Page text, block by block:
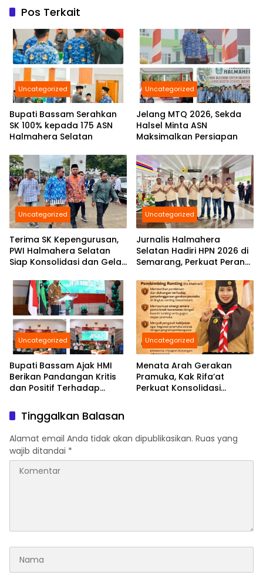
Pos Terkait
Uncategorized
Bupati Bassam Serahkan
SK 100% kepada 175 ASN
Halmahera Selatan
Uncategorized
Jelang MTQ 2026, Sekda
Halsel Minta ASN
Maksimalkan Persiapan
Uncategorized
Terima SK Kepengurusan,
PWI Halmahera Selatan
Siap Konsolidasi dan Gelar
Ramadhan
Uncategorized
Jurnalis Halmahera
Selatan Hadiri HPN 2026 di
Semarang, Perkuat Peran
Nasional
Uncategorized
Bupati Bassam Ajak HMI
Berikan Pandangan Kritis
dan Positif Terhadap
Daerah Yang Di Hadapi
Bersama
Uncategorized
Menata Arah Gerakan
Pramuka, Kak Rifa’at
Perkuat Konsolidasi
Tinggalkan Balasan
Alamat email Anda tidak akan dipublikasikan. Ruas yang
wajib ditandai *